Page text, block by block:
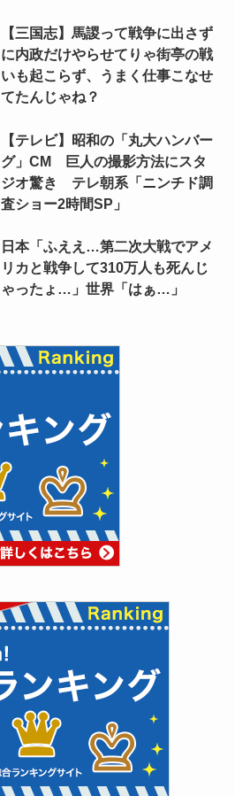
【三国志】馬謖って戦争に出さず
に内政だけやらせてりゃ街亭の戦
いも起こらず、うまく仕事こなせ
てたんじゃね？
【テレビ】昭和の「丸大ハンバー
グ」CM 巨人の撮影方法にスタ
ジオ驚き テレ朝系「ニンチド調
査ショー2時間SP」
日本「ふええ…第二次大戦でアメ
リカと戦争して310万人も死んじ
ゃったょ…」世界「はぁ…」